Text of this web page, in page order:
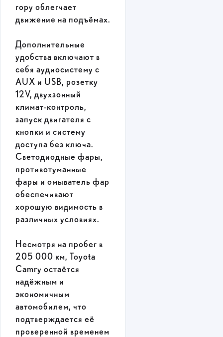
гору облегчает
движение на подъёмах.
Дополнительные
удобства включают в
себя аудиосистему с
AUX и USB, розетку
12V, двухзонный
климат-контроль,
запуск двигателя с
кнопки и систему
доступа без ключа.
Светодиодные фары,
противотуманные
фары и омыватель фар
обеспечивают
хорошую видимость в
различных условиях.
Несмотря на пробег в
205 000 км, Toyota
Camry остаётся
надёжным и
экономичным
автомобилем, что
подтверждается её
проверенной временем